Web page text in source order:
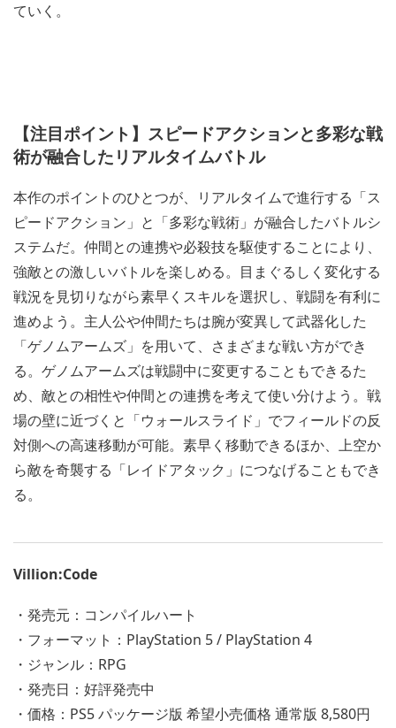
ていく。
【注目ポイント】スピードアクションと多彩な戦
術が融合したリアルタイムバトル
本作のポイントのひとつが、リアルタイムで進行する「ス
ピードアクション」と「多彩な戦術」が融合したバトルシ
ステムだ。仲間との連携や必殺技を駆使することにより、
強敵との激しいバトルを楽しめる。目まぐるしく変化する
戦況を見切りながら素早くスキルを選択し、戦闘を有利に
進めよう。主人公や仲間たちは腕が変異して武器化した
「ゲノムアームズ」を用いて、さまざまな戦い方ができ
る。ゲノムアームズは戦闘中に変更することもできるた
め、敵との相性や仲間との連携を考えて使い分けよう。戦
場の壁に近づくと「ウォールスライド」でフィールドの反
対側への高速移動が可能。素早く移動できるほか、上空か
ら敵を奇襲する「レイドアタック」につなげることもでき
る。
Villion:Code
・発売元：コンパイルハート
・フォーマット：PlayStation 5 / PlayStation 4
・ジャンル：RPG
・発売日：好評発売中
・価格：PS5 パッケージ版 希望小売価格 通常版 8,580円